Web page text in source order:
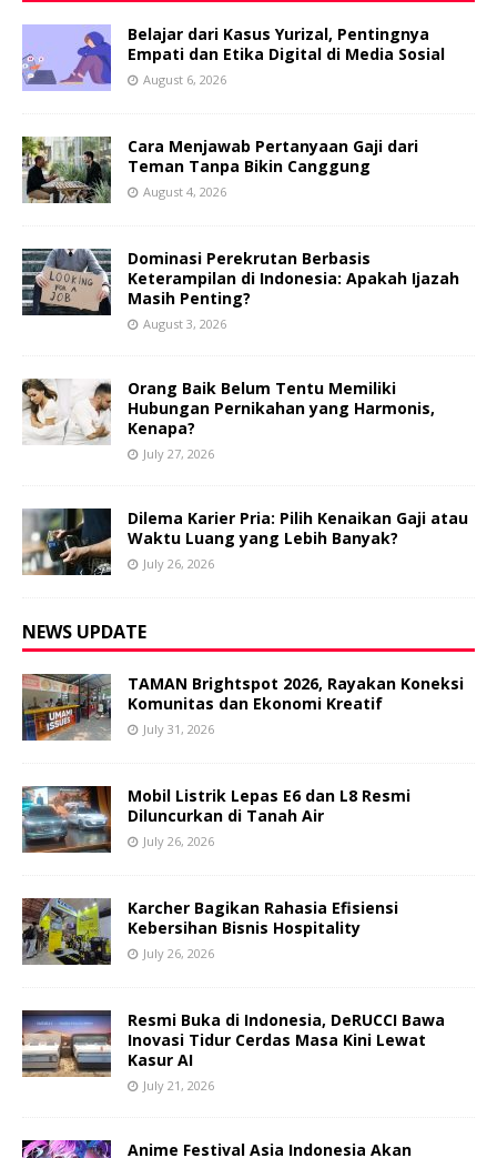
Belajar dari Kasus Yurizal, Pentingnya
Empati dan Etika Digital di Media Sosial
August 6, 2026
Cara Menjawab Pertanyaan Gaji dari
Teman Tanpa Bikin Canggung
August 4, 2026
Dominasi Perekrutan Berbasis
Keterampilan di Indonesia: Apakah Ijazah
Masih Penting?
August 3, 2026
Orang Baik Belum Tentu Memiliki
Hubungan Pernikahan yang Harmonis,
Kenapa?
July 27, 2026
Dilema Karier Pria: Pilih Kenaikan Gaji atau
Waktu Luang yang Lebih Banyak?
July 26, 2026
NEWS UPDATE
TAMAN Brightspot 2026, Rayakan Koneksi
Komunitas dan Ekonomi Kreatif
July 31, 2026
Mobil Listrik Lepas E6 dan L8 Resmi
Diluncurkan di Tanah Air
July 26, 2026
Karcher Bagikan Rahasia Efisiensi
Kebersihan Bisnis Hospitality
July 26, 2026
Resmi Buka di Indonesia, DeRUCCI Bawa
Inovasi Tidur Cerdas Masa Kini Lewat
Kasur AI
July 21, 2026
Anime Festival Asia Indonesia Akan